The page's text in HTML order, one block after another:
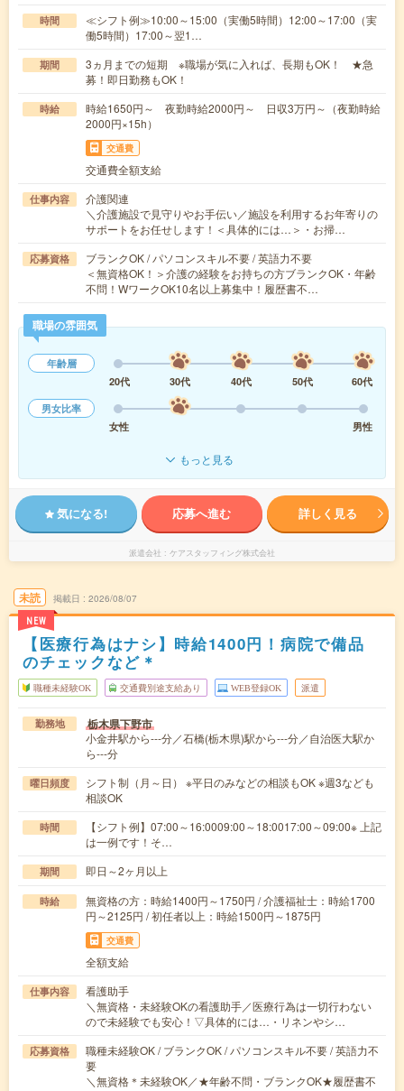
時間
≪シフト例≫10:00～15:00（実働5時間）12:00～17:00（実
働5時間）17:00～翌1…
期間
3ヵ月までの短期 ※職場が気に入れば、長期もOK！ ★急
募！即日勤務もOK！
時給
時給1650円～ 夜勤時給2000円～ 日収3万円～（夜勤時給
2000円×15h）
交通費
交通費全額支給
仕事内容
介護関連
＼介護施設で見守りやお手伝い／施設を利用するお年寄りの
サポートをお任せします！＜具体的には…＞・お掃…
応募資格
ブランクOK / パソコンスキル不要 / 英語力不要
＜無資格OK！＞介護の経験をお持ちの方ブランクOK・年齢
不問！WワークOK10名以上募集中！履歴書不…
職場の雰囲気
年齢層
20代
30代 40代 50代
60代
男女比率
女性
男性
もっと見る
気になる! 応募へ進む 詳しく見る
派遣会社 ケアスタッフィング株式会社
未読
NEW
掲載日 2026/08/07
【医療行為はナシ】時給1400円！病院で備品
のチェックなど＊
職種未経験OK 交通費別途支給あり WEB登録OK 派遣
勤務地 栃木県下野市
小金井駅から---分／石橋(栃木県)駅から---分／自治医大駅か
ら---分
曜日頻度
シフト制（月～日） ※平日のみなどの相談もOK ※週3なども
相談OK
時間
【シフト例】07:00～16:0009:00～18:0017:00～09:00※ 上記
は一例です！そ…
期間 即日～2ヶ月以上
時給
無資格の方：時給1400円～1750円 / 介護福祉士：時給1700
円～2125円 / 初任者以上：時給1500円～1875円
交通費
全額支給
仕事内容
看護助手
＼無資格・未経験OKの看護助手／医療行為は一切行わない
ので未経験でも安心！▽具体的には…・リネンやシ…
応募資格
職種未経験OK / ブランクOK / パソコンスキル不要 / 英語力不
要
＼無資格＊未経験OK／★年齢不問・ブランクOK★履歴書不